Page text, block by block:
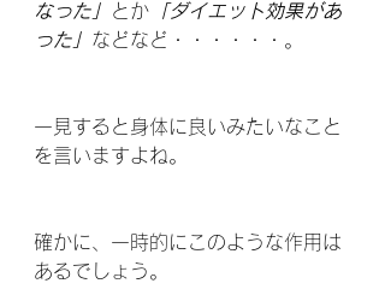
なった」
とか 「ダイエット効果があ
った」 などなど・・・・・・。
一見すると身体に良いみたいなこと
を言いますよね。
確かに、一時的にこのような作用は
あるでしょう。